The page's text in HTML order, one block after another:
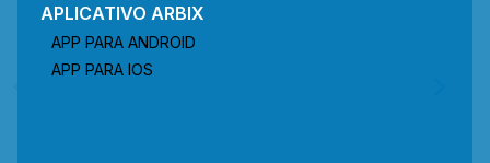
APLICATIVO ARBIX
APP PARA ANDROID
APP PARA IOS